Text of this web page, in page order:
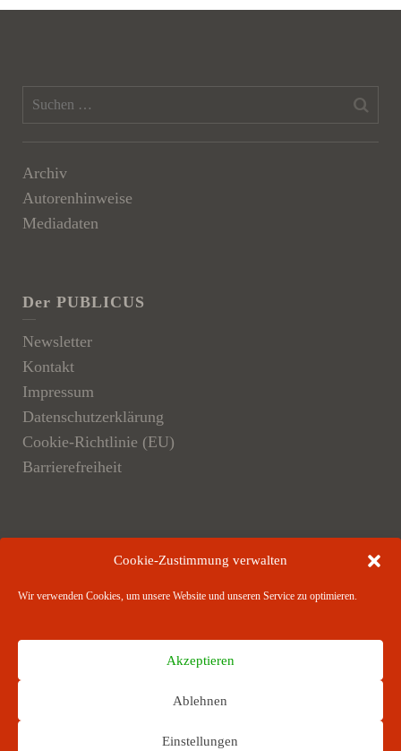
Cookie-Zustimmung verwalten
Wir verwenden Cookies, um unsere Website und unseren Service zu optimieren.
Akzeptieren
Ablehnen
Einstellungen
Archiv
Autorenhinweise
Mediadaten
Der PUBLICUS
Newsletter
Kontakt
Impressum
Datenschutzerklärung
Cookie-Richtlinie (EU)
Barrierefreiheit
RICHARD BOORBERG VERLAG · Stuttgart ·